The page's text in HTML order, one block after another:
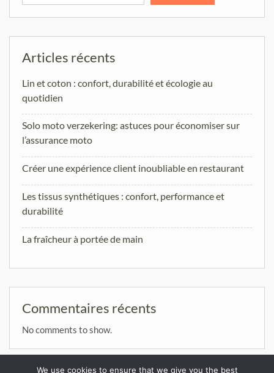
Articles récents
Lin et coton : confort, durabilité et écologie au
quotidien
Solo moto verzekering: astuces pour économiser sur
l’assurance moto
Créer une expérience client inoubliable en restaurant
Les tissus synthétiques : confort, performance et
durabilité
La fraîcheur à portée de main
Commentaires récents
No comments to show.
We use cookies to ensure that we give you the best